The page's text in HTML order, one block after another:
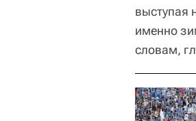
выступая
именно
словам,